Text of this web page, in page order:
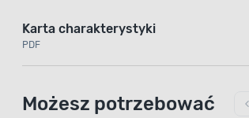
Karta charakterystyki
PDF
Możesz potrzebować